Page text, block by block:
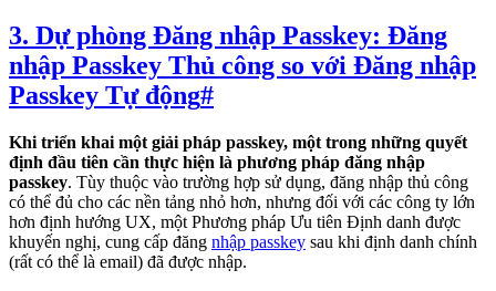
3. Dự phòng Đăng nhập Passkey: Đăng
nhập Passkey Thủ công so với Đăng nhập
Passkey Tự động#
Khi triển khai một giải pháp passkey, một trong những quyết
định đầu tiên cần thực hiện là phương pháp đăng nhập
passkey. Tùy thuộc vào trường hợp sử dụng, đăng nhập thủ công
có thể đủ cho các nền tảng nhỏ hơn, nhưng đối với các công ty lớn
hơn định hướng UX, một Phương pháp Ưu tiên Định danh được
khuyến nghị, cung cấp đăng nhập passkey sau khi định danh chính
(rất có thể là email) đã được nhập.